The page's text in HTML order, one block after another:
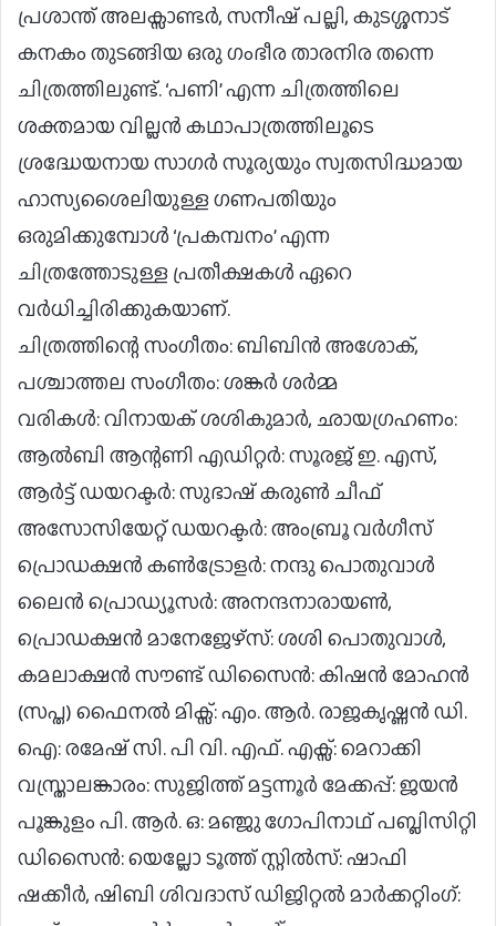
പ്രശാന്ത് അലക്സാണ്ടർ, സനീഷ് പല്ലി, കുടശ്ശനാട്
കനകം തുടങ്ങിയ ഒരു ഗംഭീര താരനിര തന്നെ
ചിത്രത്തിലുണ്ട്. ‘പണി’ എന്ന ചിത്രത്തിലെ
ശക്തമായ വില്ലൻ കഥാപാത്രത്തിലൂടെ
ശ്രദ്ധേയനായ സാഗർ സൂര്യയും സ്വതസിദ്ധമായ
ഹാസ്യശൈലിയുള്ള ഗണപതിയും
ഒരുമിക്കുമ്പോൾ ‘പ്രകമ്പനം’ എന്ന
ചിത്രത്തോടുള്ള പ്രതീക്ഷകൾ ഏറെ
വർധിച്ചിരിക്കുകയാണ്.
ചിത്രത്തിന്റെ സംഗീതം: ബിബിൻ അശോക്,
പശ്ചാത്തല സംഗീതം: ശങ്കർ ശർമ്മ
വരികൾ: വിനായക് ശശികുമാർ, ഛായഗ്രഹണം:
ആൽബി ആന്റണി എഡിറ്റർ: സൂരജ് ഇ. എസ്,
ആർട്ട് ഡയറക്ടർ: സുഭാഷ് കരുൺ ചീഫ്
അസോസിയേറ്റ് ഡയറക്ടർ: അംബ്രൂ വർഗീസ്
പ്രൊഡക്ഷൻ കൺട്രോളർ: നന്ദു പൊതുവാൾ
ലൈൻ പ്രൊഡ്യൂസർ: അനന്ദനാരായൺ,
പ്രൊഡക്ഷൻ മാനേജേഴ്സ്: ശശി പൊതുവാൾ,
കമലാക്ഷൻ സൗണ്ട് ഡിസൈൻ: കിഷൻ മോഹൻ
(സപ്ത) ഫൈനൽ മിക്സ്: എം. ആർ. രാജകൃഷ്ണൻ ഡി.
ഐ: രമേഷ് സി. പി വി. എഫ്. എക്സ്: മെറാക്കി
വസ്ത്രാലങ്കാരം: സുജിത്ത് മട്ടന്നൂർ മേക്കപ്പ്: ജയൻ
പൂങ്കുളം പി. ആർ. ഒ: മഞ്ജു ഗോപിനാഥ് പബ്ലിസിറ്റി
ഡിസൈൻ: യെല്ലോ ടൂത്ത് സ്റ്റിൽസ്: ഷാഫി
ഷക്കീർ, ഷിബി ശിവദാസ് ഡിജിറ്റൽ മാർക്കറ്റിംഗ്: